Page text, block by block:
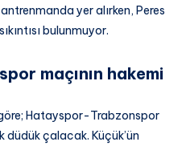
yer alırken, Peres
bulunmuyor.
maçının hakemi
Hatayspor-Trabzonspor
düdük çalacak. Küçük’ün